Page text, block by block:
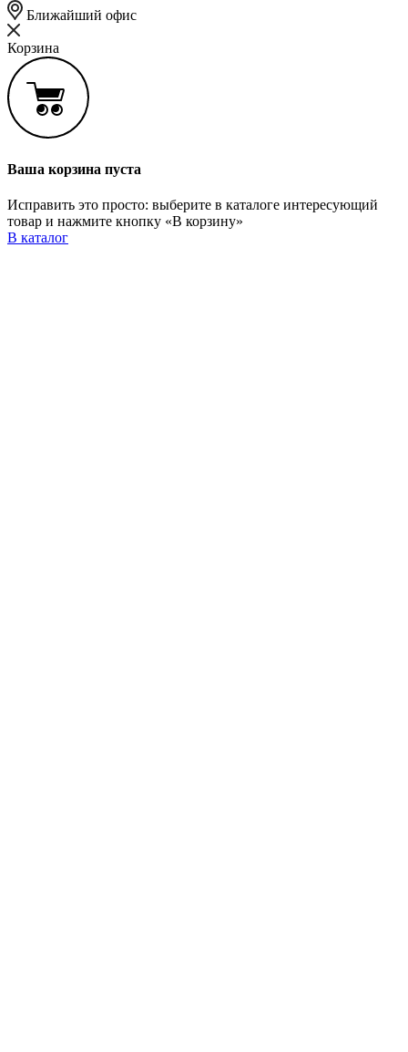
Ближайший офис
Корзина
Ваша корзина пуста
Исправить это просто: выберите в каталоге интересующий
товар и нажмите кнопку «В корзину»
В каталог